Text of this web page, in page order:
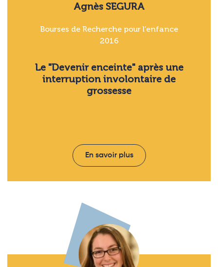
Agnès SEGURA
Bourses de Recherche pour l’enfance
2016
Le "Devenir enceinte" après une
interruption involontaire de
grossesse
En savoir plus